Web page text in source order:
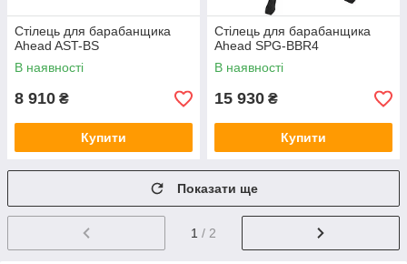
Стілець для барабанщика
Ahead AST-BS
В наявності
8 910 ₴
Купити
Стілець для барабанщика
Ahead SPG-BBR4
В наявності
15 930 ₴
Купити
Показати ще
1 / 2